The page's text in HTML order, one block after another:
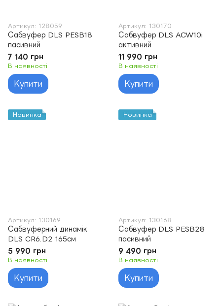
Артикул: 128059
Сабвуфер DLS PESB18
пасивний
7 140 грн
В наявності
Купити
Артикул: 130170
Сабвуфер DLS ACW10i
активний
11 990 грн
В наявності
Купити
Новинка
Артикул: 130169
Сабвуферний динамік
DLS CR6.D2 165см
5 990 грн
В наявності
Купити
Новинка
Артикул: 130168
Сабвуфер DLS PESB28
пасивний
9 490 грн
В наявності
Купити